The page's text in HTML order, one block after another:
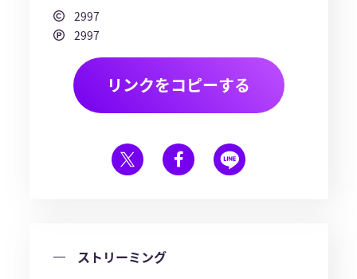
2997
2997
リンクをコピーする
ストリーミング